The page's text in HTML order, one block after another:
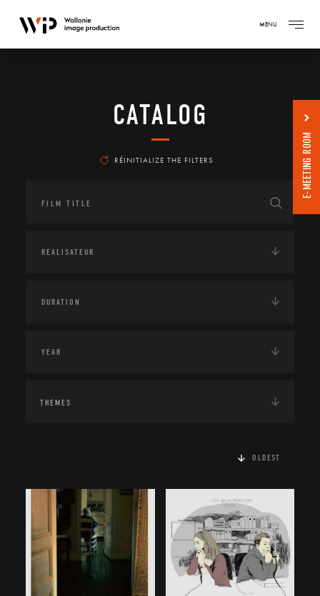
MENU
CATALOG
RÉINITIALIZE THE FILTERS
THEMES
OLDEST
E-MEETING ROOM